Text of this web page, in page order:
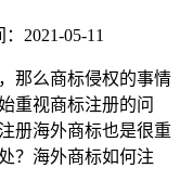
：2021-05-11
那么商标侵权的事情
重视商标注册的问
册海外商标也是很重
？海外商标如何注